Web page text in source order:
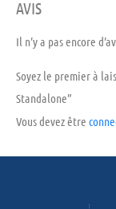
AVIS
Il n’y a pas encore
Soyez le premier à
Standalone”
Vous devez être